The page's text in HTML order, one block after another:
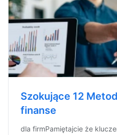
Szokujące 12
finanse
dla firmPamiętajcie że